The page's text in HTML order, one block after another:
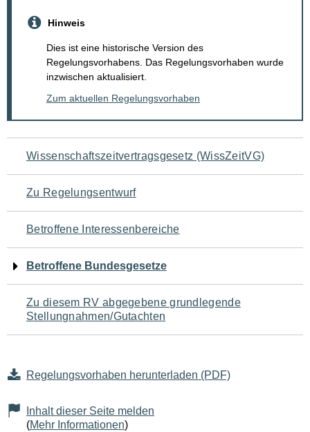
Hinweis
Dies ist eine historische Version des
Regelungsvorhabens. Das Regelungsvorhaben wurde
inzwischen aktualisiert.
Zum aktuellen Regelungsvorhaben
Navigation
für
den
Seiteninhalt
Wissenschaftszeitvertragsgesetz (WissZeitVG)
Zu Regelungsentwurf
Betroffene Interessenbereiche
Betroffene Bundesgesetze
Zu diesem RV abgegebene grundlegende
Stellungnahmen/Gutachten
Regelungsvorhaben herunterladen (PDF)
Inhalt dieser Seite melden
(Mehr Informationen)